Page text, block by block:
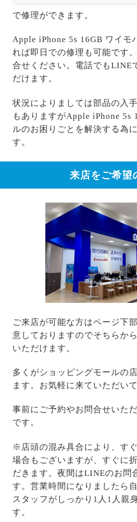
で修理ができます。
Apple iPhone 5s 16GB ワイモ
れば即日での修理も可能です
合せください。電話でもLINE
だけます。
状況によりましては部品の入
もありますがApple iPhone 5s
ルのお困りごとを解決する為
す。
来店をご希望
ご来店が可能な方はページ下
意しておりますのでそちらか
いただけます。
多くがショッピングモールの
ます。お気軽に来ていただい
事前にご予約やお問合せいた
です。
※店頭の混み具合により、す
場合もございますが、すぐに
だきます。夜間はLINEのお問
す。営業時間になりましたら
スタッフがしっかり1人1人親
す。